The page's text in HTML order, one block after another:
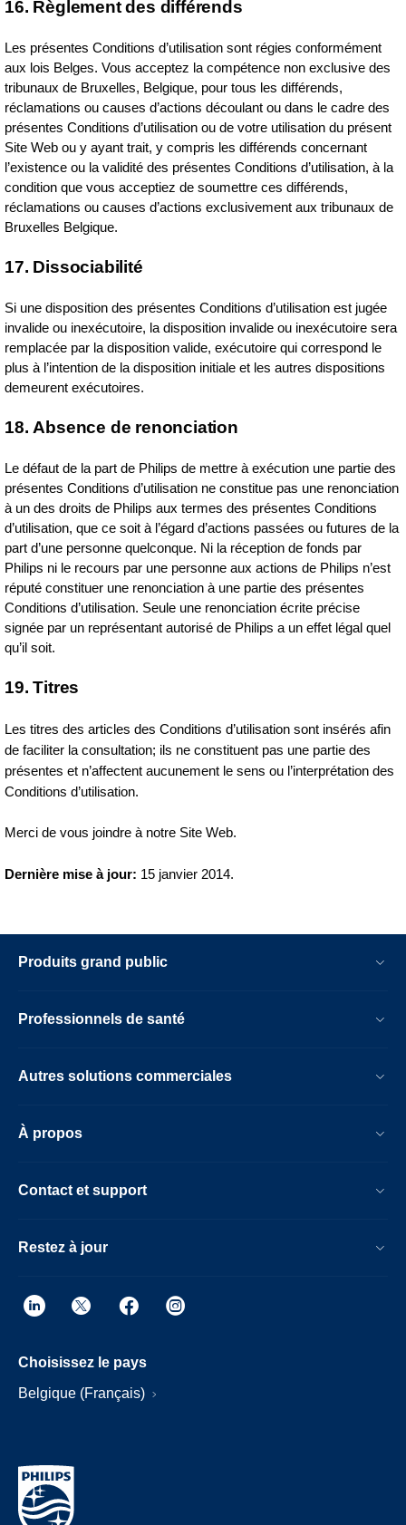
16. Règlement des différends
Les présentes Conditions d’utilisation sont régies conformément
aux lois Belges. Vous acceptez la compétence non exclusive des
tribunaux de Bruxelles, Belgique, pour tous les différends,
réclamations ou causes d’actions découlant ou dans le cadre des
présentes Conditions d’utilisation ou de votre utilisation du présent
Site Web ou y ayant trait, y compris les différends concernant
l’existence ou la validité des présentes Conditions d’utilisation, à la
condition que vous acceptiez de soumettre ces différends,
réclamations ou causes d’actions exclusivement aux tribunaux de
Bruxelles Belgique.
17. Dissociabilité
Si une disposition des présentes Conditions d’utilisation est jugée
invalide ou inexécutoire, la disposition invalide ou inexécutoire sera
remplacée par la disposition valide, exécutoire qui correspond le
plus à l’intention de la disposition initiale et les autres dispositions
demeurent exécutoires.
18. Absence de renonciation
Le défaut de la part de Philips de mettre à exécution une partie des
présentes Conditions d’utilisation ne constitue pas une renonciation
à un des droits de Philips aux termes des présentes Conditions
d’utilisation, que ce soit à l’égard d’actions passées ou futures de la
part d’une personne quelconque. Ni la réception de fonds par
Philips ni le recours par une personne aux actions de Philips n’est
réputé constituer une renonciation à une partie des présentes
Conditions d’utilisation. Seule une renonciation écrite précise
signée par un représentant autorisé de Philips a un effet légal quel
qu’il soit.
19. Titres
Les titres des articles des Conditions d’utilisation sont insérés afin
de faciliter la consultation; ils ne constituent pas une partie des
présentes et n’affectent aucunement le sens ou l’interprétation des
Conditions d’utilisation.
Merci de vous joindre à notre Site Web.
Dernière mise à jour: 15 janvier 2014.
Produits grand public
Professionnels de santé
Autres solutions commerciales
À propos
Contact et support
Restez à jour
Choisissez le pays
Belgique (Français)